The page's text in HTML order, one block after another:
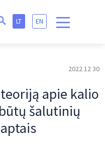
LT EN
2022 12 30
apie kalio
šalutinių